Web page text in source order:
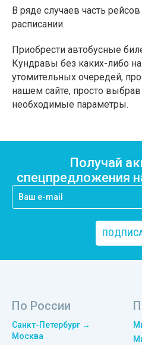
В ряде случаев часть
расписании.
Приобрести автобусные
Кундравы без каких-либо
утомительных очередей,
нашем сайте, просто
необходимые параметры.
Получай
спецпредложения
По России
Санкт-Петербург →
Москва